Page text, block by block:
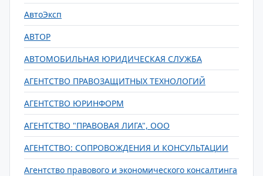
АвтоЭксп
АВТОР
АВТОМОБИЛЬНАЯ ЮРИДИЧЕСКАЯ СЛУЖБА
АГЕНТСТВО ПРАВОЗАЩИТНЫХ ТЕХНОЛОГИЙ
АГЕНТСТВО ЮРИНФОРМ
АГЕНТСТВО "ПРАВОВАЯ ЛИГА", ООО
АГЕНТСТВО: СОПРОВОЖДЕНИЯ И КОНСУЛЬТАЦИИ
Агентство правового и экономического консалтинга